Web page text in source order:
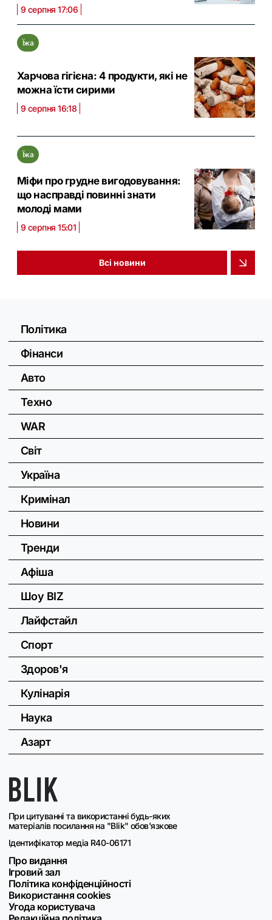
9 серпня 17:06
Їжа
Харчова гігієна: 4 продукти, які не
можна їсти сирими
9 серпня 16:18
Їжа
Міфи про грудне вигодовування:
що насправді повинні знати
молоді мами
9 серпня 15:01
Всі новини
При цитуванні та використанні будь-яких
матеріалів посилання на "Blik" обов'язкове
Ідентифікатор медіа R40-06171
Про видання
Ігровий зал
Політика конфіденційності
Використання cookies
Угода користувача
Політика
Фінанси
Авто
Техно
WAR
Світ
Україна
Кримінал
Новини
Тренди
Афіша
Шоу BIZ
Лайфстайл
Спорт
Здоров'я
Кулінарія
Наука
Азарт